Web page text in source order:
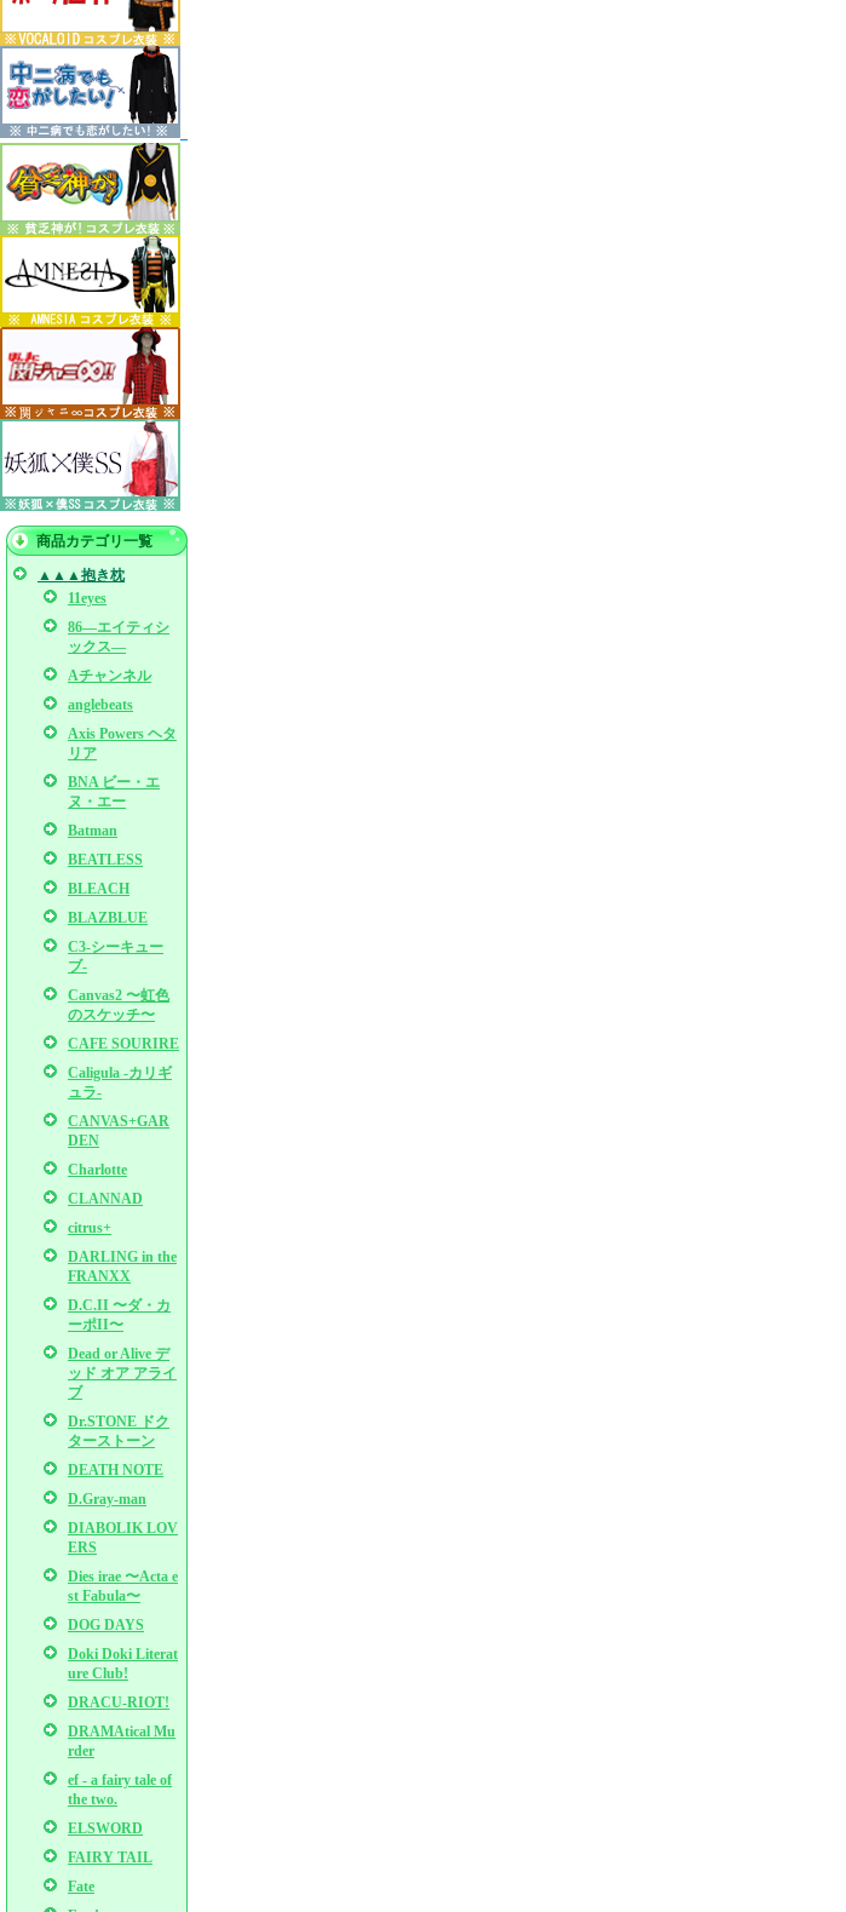
商品カテゴリ一覧
▲▲▲抱き枕
11eyes
86―エイティシ
ックス―
Aチャンネル
anglebeats
Axis Powers ヘタ
リア
BNA ビー・エ
ヌ・エー
Batman
BEATLESS
BLEACH
BLAZBLUE
C3-シーキュー
ブ-
Canvas2 〜虹色
のスケッチ〜
CAFE SOURIRE
Caligula -カリギ
ュラ-
CANVAS+GAR
DEN
Charlotte
CLANNAD
citrus+
DARLING in the
FRANXX
D.C.II 〜ダ・カ
ーポII〜
Dead or Alive デ
ッド オア アライ
ブ
Dr.STONE ドク
ターストーン
DEATH NOTE
D.Gray-man
DIABOLIK LOV
ERS
Dies irae 〜Acta e
st Fabula〜
DOG DAYS
Doki Doki Literat
ure Club!
DRACU-RIOT!
DRAMAtical Mu
rder
ef - a fairy tale of
the two.
ELSWORD
FAIRY TAIL
Fate